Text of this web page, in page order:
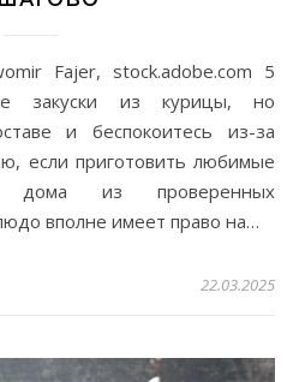
закуски из курицы, но
и беспокоитесь из-за
если приготовить любимые
дома из проверенных
вполне имеет право на…
22.03.2025